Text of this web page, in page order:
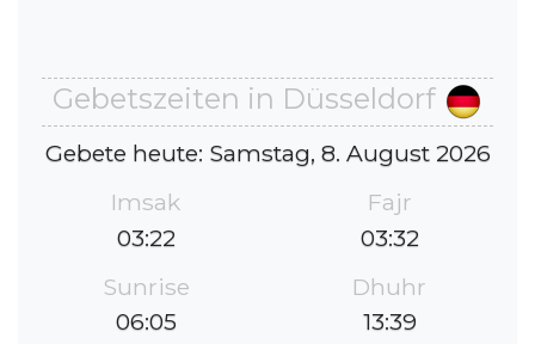
Gebetszeiten in Düsseldorf
Gebete heute: Samstag, 8. August 2026
Imsak
03:22
Fajr
03:32
Sunrise
06:05
Dhuhr
13:39